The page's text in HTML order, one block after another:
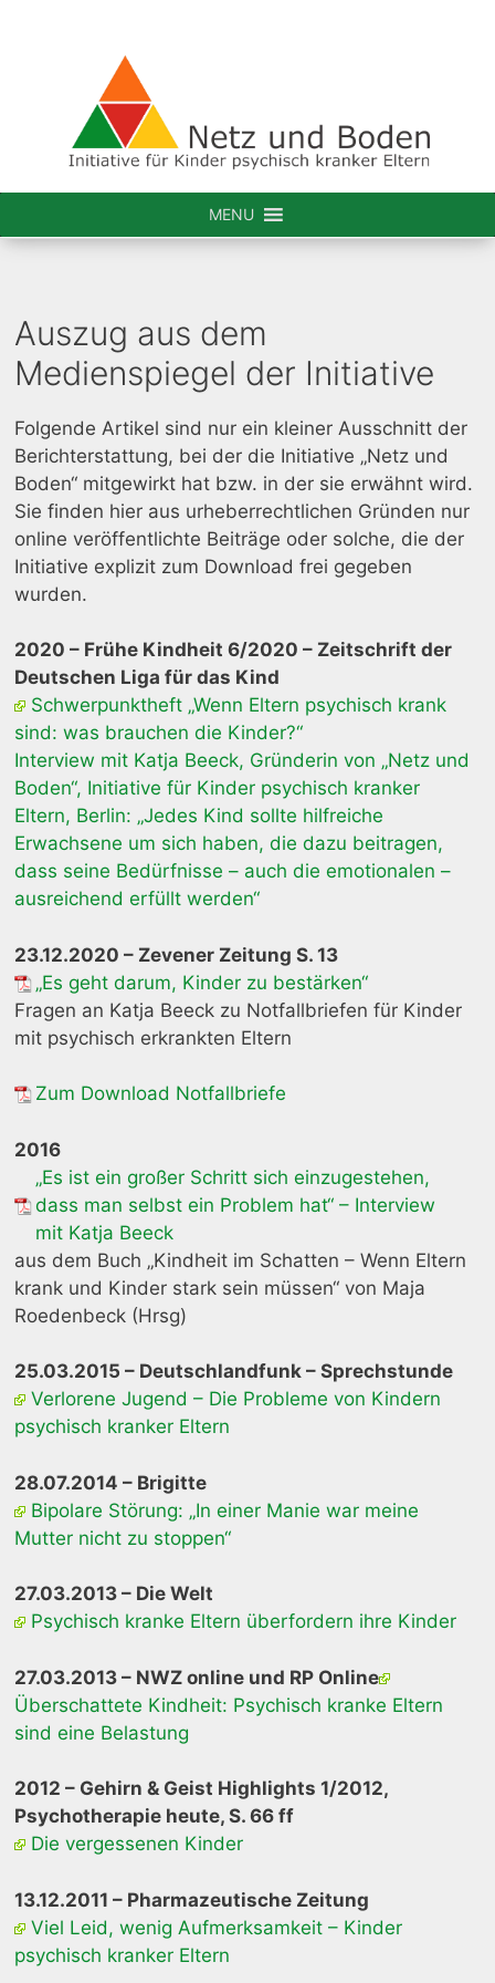
MENU
Auszug aus dem
Medienspiegel der Initiative
Folgende Artikel sind nur ein kleiner Ausschnitt der
Berichterstattung, bei der die Initiative „Netz und
Boden“ mitgewirkt hat bzw. in der sie erwähnt wird.
Sie finden hier aus urheberrechtlichen Gründen nur
online veröffentlichte Beiträge oder solche, die der
Initiative explizit zum Download frei gegeben
wurden.
2020 – Frühe Kindheit 6/2020 – Zeitschrift der
Deutschen Liga für das Kind
Schwerpunktheft „Wenn Eltern psychisch krank
sind: was brauchen die Kinder?“
Interview mit Katja Beeck, Gründerin von „Netz und
Boden“, Initiative für Kinder psychisch kranker
Eltern, Berlin: „Jedes Kind sollte hilfreiche
Erwachsene um sich haben, die dazu beitragen,
dass seine Bedürfnisse – auch die emotionalen –
ausreichend erfüllt werden“
23.12.2020 – Zevener Zeitung S. 13
„Es geht darum, Kinder zu bestärken“
Fragen an Katja Beeck zu Notfallbriefen für Kinder
mit psychisch erkrankten Eltern
Zum Download Notfallbriefe
2016
„Es ist ein großer Schritt sich einzugestehen,
dass man selbst ein Problem hat“ – Interview
mit Katja Beeck
aus dem Buch „Kindheit im Schatten – Wenn Eltern
krank und Kinder stark sein müssen“ von Maja
Roedenbeck (Hrsg)
25.03.2015 – Deutschlandfunk – Sprechstunde
Verlorene Jugend – Die Probleme von Kindern
psychisch kranker Eltern
28.07.2014 – Brigitte
Bipolare Störung: „In einer Manie war meine
Mutter nicht zu stoppen“
27.03.2013 – Die Welt
Psychisch kranke Eltern überfordern ihre Kinder
27.03.2013 – NWZ online und RP Online
Überschattete Kindheit: Psychisch kranke Eltern
sind eine Belastung
2012 – Gehirn & Geist Highlights 1/2012,
Psychotherapie heute, S. 66 ff
Die vergessenen Kinder
13.12.2011 – Pharmazeutische Zeitung
Viel Leid, wenig Aufmerksamkeit – Kinder
psychisch kranker Eltern